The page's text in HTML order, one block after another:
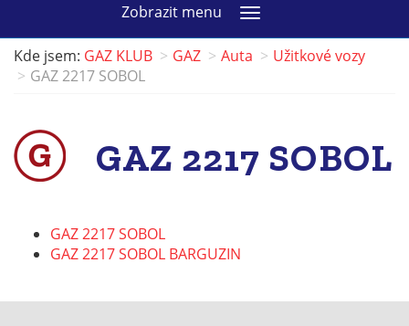
Zobrazit menu
Kde jsem: GAZ KLUB GAZ Auta
Užitkové vozy
GAZ 2217 SOBOL
GAZ 2217 SOBOL
GAZ 2217 SOBOL
GAZ 2217 SOBOL BARGUZIN